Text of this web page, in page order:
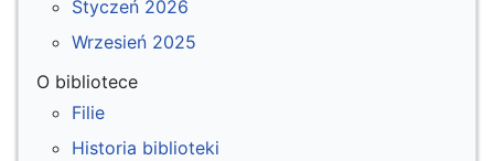
Styczeń 2026
Wrzesień 2025
O bibliotece
Filie
Historia biblioteki